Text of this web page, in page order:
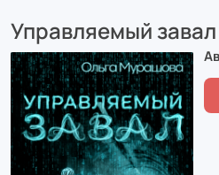
Управляемый завал